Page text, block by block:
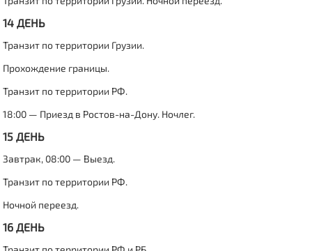
14 ДЕНЬ
Транзит по территории Грузии.
Прохождение границы.
Транзит по территории РФ.
18:00 — Приезд в Ростов-на-Дону. Ночлег.
15 ДЕНЬ
Завтрак, 08:00 — Выезд.
Транзит по территории РФ.
Ночной переезд.
16 ДЕНЬ